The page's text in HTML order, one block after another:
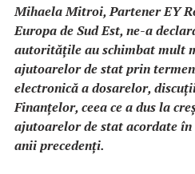
Mihaela Mitroi, Partener EY
Europa de Sud Est, ne-a
autorităţile au schimbat mult
ajutoarelor de stat prin
electronică a dosarelor,
Finanţelor, ceea ce a dus la
ajutoarelor de stat acordate în
anii precedenţi.